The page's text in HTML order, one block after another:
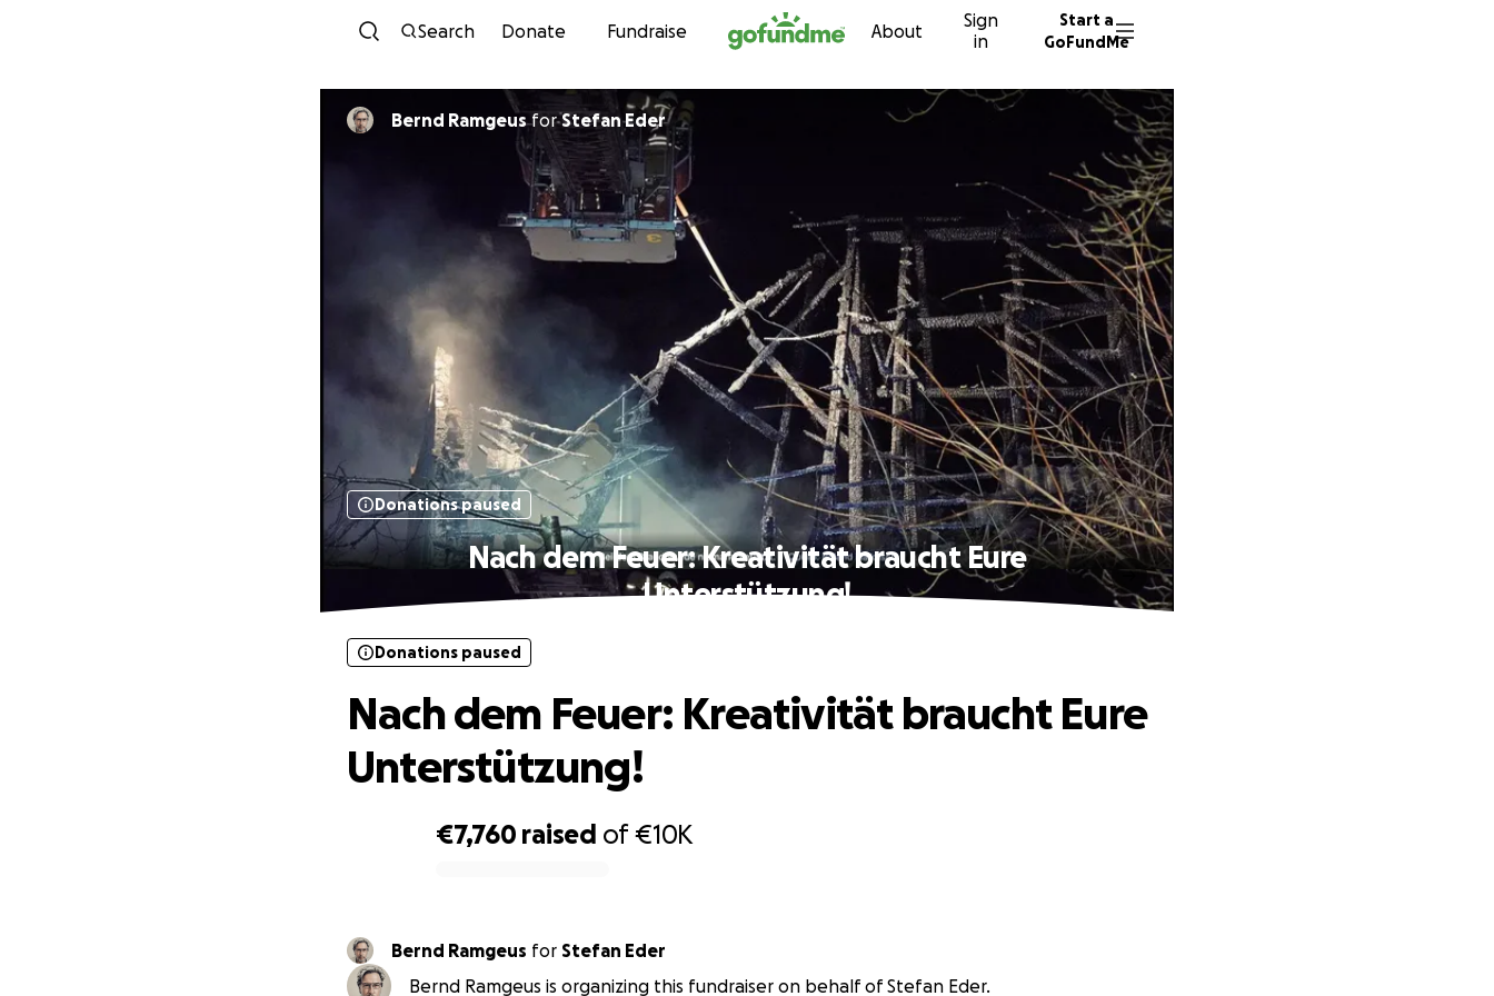
Skip to content
Search Donate Fundraise About
Sign
in
Start a
GoFundMe
Bernd RamgeusforStefan Eder
Donations paused
Nach dem Feuer: Kreativität braucht Eure
Unterstützung!
€7,760 raised of€10K
Donations paused
Nach dem Feuer: Kreativität braucht Eure
Unterstützung!
Bernd Ramgeus for Stefan Eder
Bernd Ramgeus is organizing this fundraiser on behalf of Stefan Eder.